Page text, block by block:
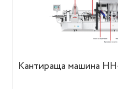
Кантираща машина